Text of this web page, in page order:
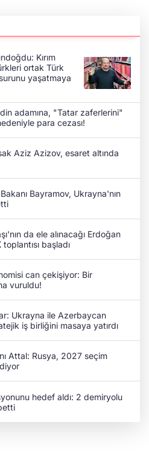
Kırım
ortak Türk
yaşatmaya
adamına, "Tatar zaferlerini"
para cezası!
Aziz Azizov, esaret altında
Bayramov, Ukrayna'nın
da ele alınacağı Erdoğan
başladı
can çekişiyor: Bir
vuruldu!
Ukrayna ile Azerbaycan
iş birliğini masaya yatırdı
Attal: Rusya, 2027 seçim
hedef aldı: 2 demiryolu